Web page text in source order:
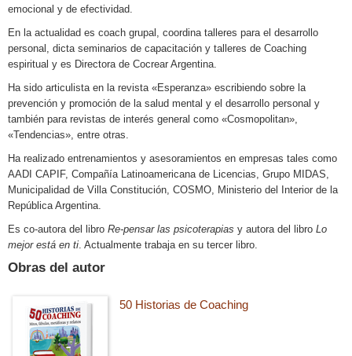
emocional y de efectividad.
En la actualidad es coach grupal, coordina talleres para el desarrollo
personal, dicta seminarios de capacitación y talleres de Coaching
espiritual y es Directora de Cocrear Argentina.
Ha sido articulista en la revista «Esperanza» escribiendo sobre la
prevención y promoción de la salud mental y el desarrollo personal y
también para revistas de interés general como «Cosmopolitan»,
«Tendencias», entre otras.
Ha realizado entrenamientos y asesoramientos en empresas tales como
AADI CAPIF, Compañía Latinoamericana de Licencias, Grupo MIDAS,
Municipalidad de Villa Constitución, COSMO, Ministerio del Interior de la
República Argentina.
Es co-autora del libro Re-pensar las psicoterapias y autora del libro Lo
mejor está en ti. Actualmente trabaja en su tercer libro.
Obras del autor
50 Historias de Coaching